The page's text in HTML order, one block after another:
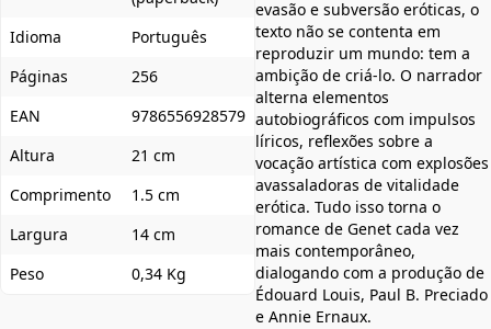
Idioma
Português
Páginas
256
EAN
9786556928579
Altura
21 cm
Comprimento
1.5 cm
Largura
14 cm
Peso
0,34 Kg
evasão e subversão eróticas, o
texto não se contenta em
reproduzir um mundo: tem a
ambição de criá-lo. O narrador
alterna elementos
autobiográficos com impulsos
líricos, reflexões sobre a
vocação artística com explosões
avassaladoras de vitalidade
erótica. Tudo isso torna o
romance de Genet cada vez
mais contemporâneo,
dialogando com a produção de
Édouard Louis, Paul B. Preciado
e Annie Ernaux.